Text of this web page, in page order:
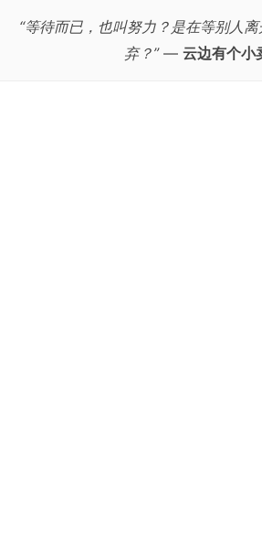
“等待而已，也叫努力？是在等别人
弃？”— 云边有个小